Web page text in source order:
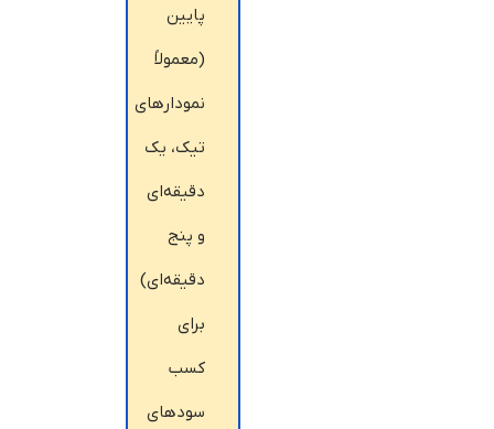
پایین
(معمولاً
نمودارهای
تیک، یک
دقیقه‌ای
و پنج
دقیقه‌ای)
برای
کسب
سودهای